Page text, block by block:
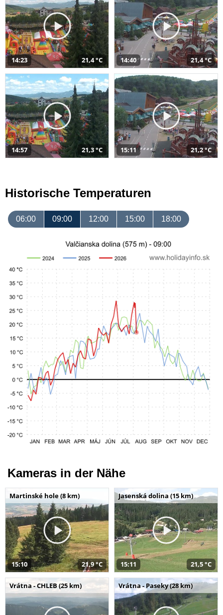
14:23 21,4 °C 14:40 21,4 °C
14:57 21,3 °C 15:11 21,2 °C
Historische Temperaturen
06:00 09:00 12:00 15:00 18:00
Kameras in der Nähe
Martinské hole (8 km)
15:10 21,9 °C
Jasenská dolina (15 km)
15:11 21,5 °C
Vrátna - CHLEB (25 km) Vrátna - Paseky (28 km)